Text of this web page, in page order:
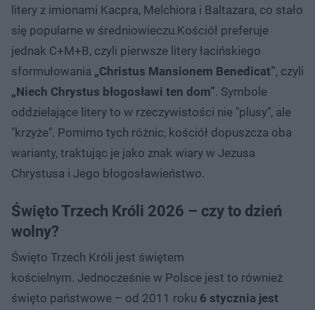
litery z imionami Kacpra, Melchiora i Baltazara, co stało
się popularne w średniowieczu.Kościół preferuje
jednak C+M+B, czyli pierwsze litery łacińskiego
sformułowania „Christus Mansionem Benedicat”, czyli
„Niech Chrystus błogosławi ten dom”. Symbole
oddzielające litery to w rzeczywistości nie "plusy", ale
"krzyże". Pomimo tych różnic, kościół dopuszcza oba
warianty, traktując je jako znak wiary w Jezusa
Chrystusa i Jego błogosławieństwo.
Święto Trzech Króli 2026 – czy to dzień
wolny?
Święto Trzech Króli jest świętem
kościelnym. Jednocześnie w Polsce jest to również
święto państwowe – od 2011 roku 6 stycznia jest